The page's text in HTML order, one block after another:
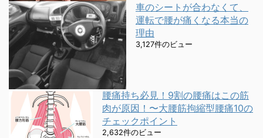
車のシートが合わなくて、
運転で腰が痛くなる本当の
理由
3,127件のビュー
腰痛持ち必見！9割の腰痛はこの筋
肉が原因！〜大腰筋拘縮型腰痛10の
チェックポイント
2,632件のビュー